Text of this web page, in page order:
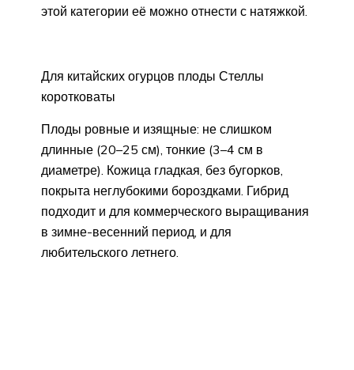
этой категории её можно отнести с натяжкой.
Для китайских огурцов плоды Стеллы
коротковаты
Плоды ровные и изящные: не слишком
длинные (20–25 см), тонкие (3–4 см в
диаметре). Кожица гладкая, без бугорков,
покрыта неглубокими бороздками. Гибрид
подходит и для коммерческого выращивания
в зимне-весенний период, и для
любительского летнего.